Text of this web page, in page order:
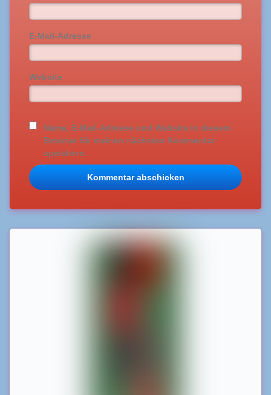
E-Mail-Adresse
Website
Name, E-Mail-Adresse und Website in diesem
Browser für meinen nächsten Kommentar
speichern.